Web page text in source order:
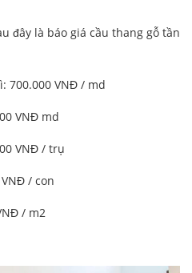
đây là báo giá cầu thang gỗ tần
700.000 VNĐ / md
VNĐ md
VNĐ / trụ
/ con
/ m2